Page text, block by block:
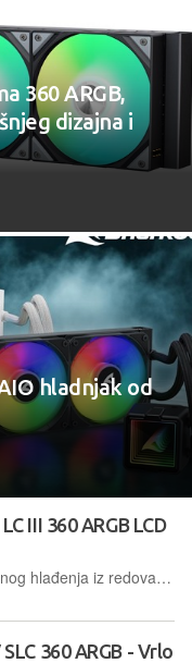
360 ARGB,
dizajna i
hladnjak od
III 360 ARGB LCD
Treća inkarnacija vodenog hlađenja iz redova TUF Gaminga može se okarakterizirati kao rafiniranija i dizajnerski uspjelija u odnosu na svoje izravne prethodnike
360 ARGB - Vrlo